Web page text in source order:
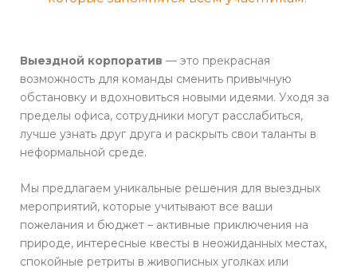
Выездной корпоратив — это прекрасная
возможность для команды сменить привычную
обстановку и вдохновиться новыми идеями. Уходя за
пределы офиса, сотрудники могут расслабиться,
лучше узнать друг друга и раскрыть свои таланты в
неформальной среде.
Мы предлагаем уникальные решения для выездных
мероприятий, которые учитывают все ваши
пожелания и бюджет – активные приключения на
природе, интересные квесты в неожиданных местах,
спокойные ретриты в живописных уголках или